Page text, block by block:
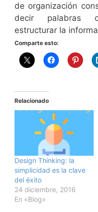
de organización
decir palabras
estructurar la
Comparte esto:
Relacionado
Design Thinking: la
simplicidad es la clave
del éxito
24 diciembre, 2016
En «Blog»